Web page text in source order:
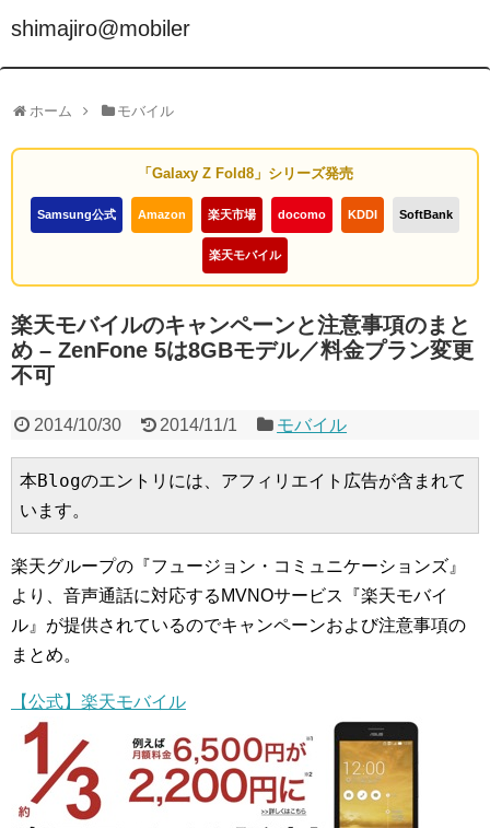
shimajiro@mobiler
ホーム モバイル
「Galaxy Z Fold8」シリーズ発売
Samsung公式 Amazon 楽天市場 docomo KDDI SoftBank
楽天モバイル
楽天モバイルのキャンペーンと注意事項のまと
め – ZenFone 5は8GBモデル／料金プラン変更
不可
2014/10/30 2014/11/1 モバイル
本Blogのエントリには、アフィリエイト広告が含まれて
います。
楽天グループの『フュージョン・コミュニケーションズ』
より、音声通話に対応するMVNOサービス『楽天モバイ
ル』が提供されているのでキャンペーンおよび注意事項の
まとめ。
【公式】楽天モバイル